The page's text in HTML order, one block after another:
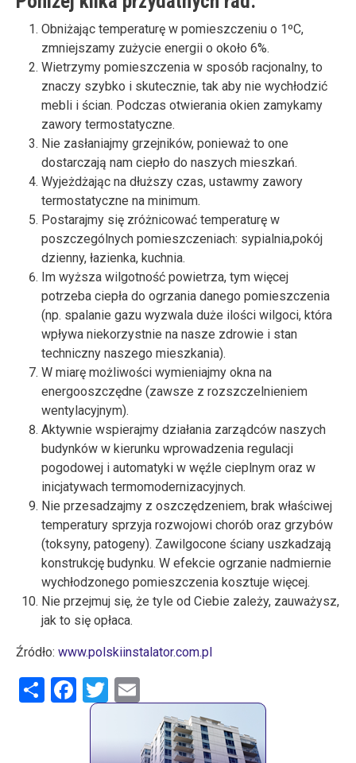
Obniżając temperaturę w pomieszczeniu o 1ºC,
zmniejszamy zużycie energii o około 6%.
Wietrzymy pomieszczenia w sposób racjonalny, to
znaczy szybko i skutecznie, tak aby nie wychłodzić
mebli i ścian. Podczas otwierania okien zamykamy
zawory termostatyczne.
Nie zasłaniajmy grzejników, ponieważ to one
dostarczają nam ciepło do naszych mieszkań.
Wyjeżdżając na dłuższy czas, ustawmy zawory
termostatyczne na minimum.
Postarajmy się zróżnicować temperaturę w
poszczególnych pomieszczeniach: sypialnia,pokój
dzienny, łazienka, kuchnia.
Im wyższa wilgotność powietrza, tym więcej
potrzeba ciepła do ogrzania danego pomieszczenia
(np. spalanie gazu wyzwala duże ilości wilgoci, która
wpływa niekorzystnie na nasze zdrowie i stan
techniczny naszego mieszkania).
W miarę możliwości wymieniajmy okna na
energooszczędne (zawsze z rozszczelnieniem
wentylacyjnym).
Aktywnie wspierajmy działania zarządców naszych
budynków w kierunku wprowadzenia regulacji
pogodowej i automatyki w węźle cieplnym oraz w
inicjatywach termomodernizacyjnych.
Nie przesadzajmy z oszczędzeniem, brak właściwej
temperatury sprzyja rozwojowi chorób oraz grzybów
(toksyny, patogeny). Zawilgocone ściany uszkadzają
konstrukcję budynku. W efekcie ogrzanie nadmiernie
wychłodzonego pomieszczenia kosztuje więcej.
Nie przejmuj się, że tyle od Ciebie zależy, zauważysz,
jak to się opłaca.
Źródło: www.polskiinstalator.com.pl
ShareFacebook
Twitter